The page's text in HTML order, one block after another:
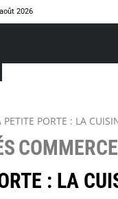
2026
PETITE PORTE : LA
: LA